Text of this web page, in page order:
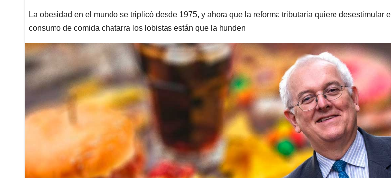
La obesidad en el mundo se triplicó desde 1975, y ahora que la reforma tributaria quiere desestimular el
consumo de comida chatarra los lobistas están que la hunden